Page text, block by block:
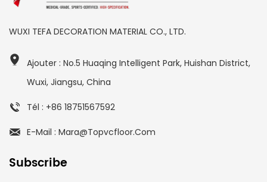
WUXI TEFA DECORATION MATERIAL CO., LTD.
Ajouter : No.5 Huaqing Intelligent Park, Huishan District,
Wuxi, Jiangsu, China
Tél : +86 18751567592
E-Mail : Mara@topvcfloor.com
Subscribe